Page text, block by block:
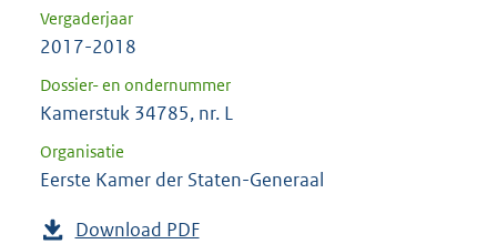
Vergaderjaar
2017-2018
Dossier- en ondernummer
Kamerstuk 34785, nr. L
Organisatie
Eerste Kamer der Staten-Generaal
Download PDF